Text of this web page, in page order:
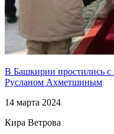
В Башкирии простились
Русланом Ахметшиным
14 марта 2024
Кира Ветрова